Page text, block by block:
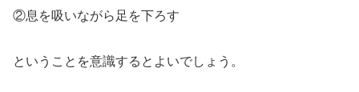
②息を吸いながら足を下ろす
ということを意識するとよいでしょう。